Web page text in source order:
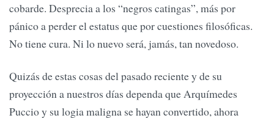
cobarde. Desprecia a los “negros catingas”, más por
pánico a perder el estatus que por cuestiones filosóficas.
No tiene cura. Ni lo nuevo será, jamás, tan novedoso.
Quizás de estas cosas del pasado reciente y de su
proyección a nuestros días dependa que Arquímedes
Puccio y su logia maligna se hayan convertido, ahora